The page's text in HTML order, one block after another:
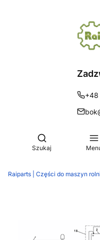
+48
Otwórz
Szukaj
Raiparts | Części do maszyn